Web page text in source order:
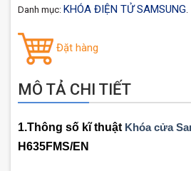
Danh mục: KHÓA ĐIỆN TỬ SAMSUNG.
Đặt hàng
MÔ TẢ CHI TIẾT
1.Thông số kĩ thuật Khóa cửa
H635FMS/EN